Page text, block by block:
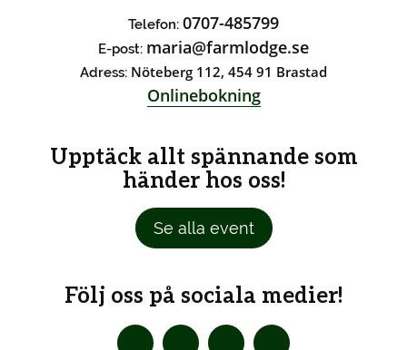
Telefon: 0707-485799
E-post: maria@farmlodge.se
Adress: Nöteberg 112, 454 91 Brastad
Onlinebokning
Upptäck allt spännande som
händer hos oss!
Se alla event
Följ oss på sociala medier!